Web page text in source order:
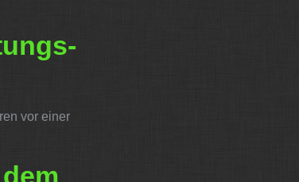
vor einer